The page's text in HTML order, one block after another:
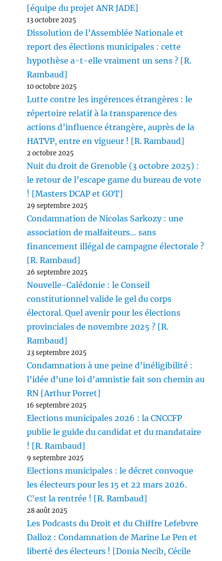
[équipe du projet ANR JADE]
13 octobre 2025
Dissolution de l’Assemblée Nationale et
report des élections municipales : cette
hypothèse a-t-elle vraiment un sens ? [R.
Rambaud]
10 octobre 2025
Lutte contre les ingérences étrangères : le
répertoire relatif à la transparence des
actions d’influence étrangère, auprès de la
HATVP, entre en vigueur ! [R. Rambaud]
2 octobre 2025
Nuit du droit de Grenoble (3 octobre 2025) :
le retour de l’escape game du bureau de vote
! [Masters DCAP et GOT]
29 septembre 2025
Condamnation de Nicolas Sarkozy : une
association de malfaiteurs… sans
financement illégal de campagne électorale ?
[R. Rambaud]
26 septembre 2025
Nouvelle-Calédonie : le Conseil
constitutionnel valide le gel du corps
électoral. Quel avenir pour les élections
provinciales de novembre 2025 ? [R.
Rambaud]
23 septembre 2025
Condamnation à une peine d’inéligibilité :
l’idée d’une loi d’amnistie fait son chemin au
RN [Arthur Porret]
16 septembre 2025
Elections municipales 2026 : la CNCCFP
publie le guide du candidat et du mandataire
! [R. Rambaud]
9 septembre 2025
Elections municipales : le décret convoque
les électeurs pour les 15 et 22 mars 2026.
C’est la rentrée ! [R. Rambaud]
28 août 2025
Les Podcasts du Droit et du Chiffre Lefebvre
Dalloz : Condamnation de Marine Le Pen et
liberté des électeurs ! [Donia Necib, Cécile